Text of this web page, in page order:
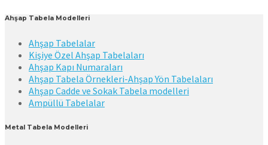
Ahşap Tabela Modelleri
Ahşap Tabelalar
Kişiye Özel Ahşap Tabelaları
Ahşap Kapı Numaraları
Ahşap Tabela Örnekleri-Ahşap Yön Tabelaları
Ahşap Cadde ve Sokak Tabela modelleri
Ampüllü Tabelalar
Metal Tabela Modelleri